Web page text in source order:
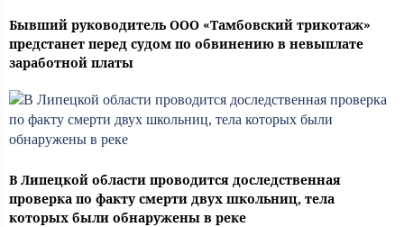
Бывший руководитель ООО «Тамбовский трикотаж»
предстанет перед судом по обвинению в невыплате
заработной платы
В Липецкой области проводится доследственная
проверка по факту смерти двух школьниц, тела
которых были обнаружены в реке